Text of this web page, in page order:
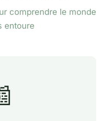
comprendre le monde
entoure